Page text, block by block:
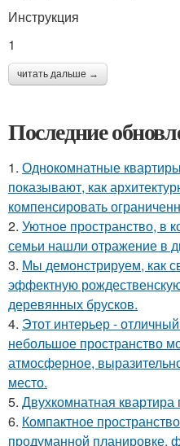
Инструкция
1
читать дальше →
Последние
1. Однокомнатные
показывают, как
компенсировать
2. Уютное пространство, в
семьи нашли отражение в
3. Мы демонстрируем, как
эффектную
деревянных брусков.
4. Этот интерьер -
небольшое пространство
атмосферное,
место.
5. Двухкомнатная
6. Компактное
продуманной планировке,